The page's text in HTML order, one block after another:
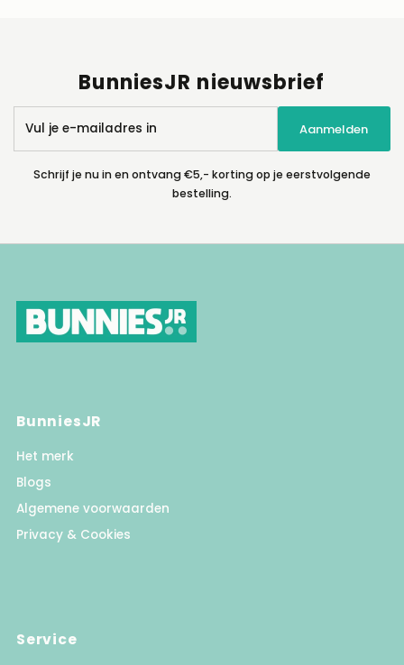
BunniesJR nieuwsbrief
e-
mailadres
Aanmelden
Schrijf je nu in en ontvang €5,- korting op je eerstvolgende
bestelling.
BunniesJR
Het merk
Blogs
Algemene voorwaarden
Privacy & Cookies
Service